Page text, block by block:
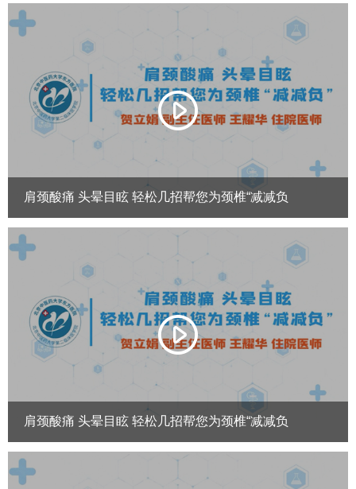
肩颈酸痛 头晕目眩 轻松几招帮您为颈椎“减减负
肩颈酸痛 头晕目眩 轻松几招帮您为颈椎“减减负